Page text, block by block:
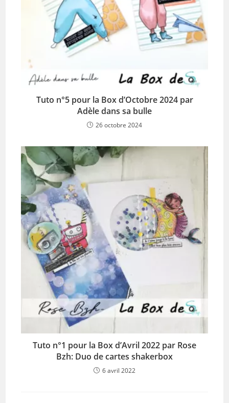
Tuto n°5 pour la Box d’Octobre 2024 par
Adèle dans sa bulle
26 octobre 2024
Tuto n°1 pour la Box d’Avril 2022 par Rose
Bzh: Duo de cartes shakerbox
6 avril 2022